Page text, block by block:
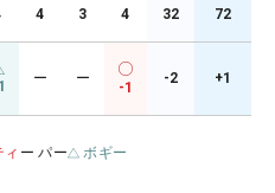
4 3 4 32 72
ー ー
-1
-2 +1
ィ ー パー ボギー